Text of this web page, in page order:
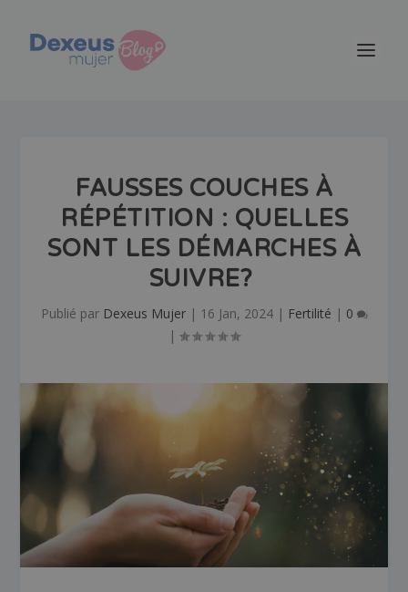
FAUSSES COUCHES À
RÉPÉTITION : QUELLES
SONT LES DÉMARCHES À
SUIVRE?
Publié par Dexeus Mujer| 16 Jan, 2024| Fertilité | 0
|